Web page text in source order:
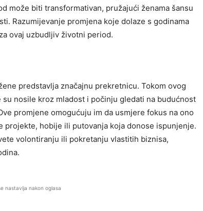
može biti transformativan, pružajući ženama šansu
Razumijevanje promjena koje dolaze s godinama
ovaj uzbudljiv životni period.
predstavlja značajnu prekretnicu. Tokom ovog
nosile kroz mladost i počinju gledati na budućnost
promjene omogućuju im da usmjere fokus na ono
projekte, hobije ili putovanja koja donose ispunjenje.
volontiranju ili pokretanju vlastitih biznisa,
nastavlja nakon oglasa